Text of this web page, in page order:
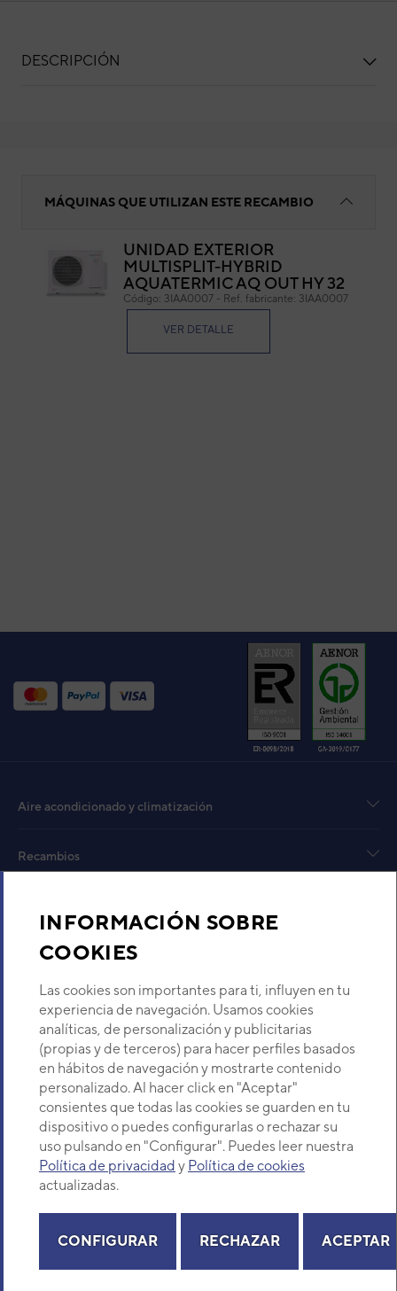
INFORMACIÓN SOBRE
COOKIES
Las cookies son importantes para ti, influyen en tu
experiencia de navegación. Usamos cookies
analíticas, de personalización y publicitarias
(propias y de terceros) para hacer perfiles basados
en hábitos de navegación y mostrarte contenido
personalizado. Al hacer click en "Aceptar"
consientes que todas las cookies se guarden en tu
dispositivo o puedes configurarlas o rechazar su
uso pulsando en "Configurar". Puedes leer nuestra
Política de privacidad y Política de cookies
actualizadas.
CONFIGURAR RECHAZAR ACEPTAR
DESCRIPCIÓN
MÁQUINAS QUE UTILIZAN ESTE RECAMBIO
UNIDAD EXTERIOR
MULTISPLIT-HYBRID
AQUATERMIC AQ OUT HY 32
Código: 3IAA0007 - Ref. fabricante: 3IAA0007
VER DETALLE
Aire acondicionado y climatización
Recambios
Descubre Eurofred
Dónde Estamos
¿Buscas un servicio técnico?
Selecciona provincia